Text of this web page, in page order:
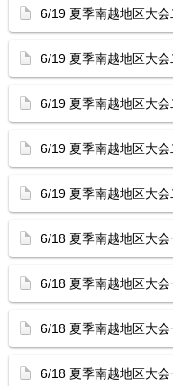
6/19 夏季南越地区大
6/19 夏季南越地区大
6/19 夏季南越地区
6/19 夏季南越地区大
6/19 夏季南越地区大
6/18 夏季南越地区大
6/18 夏季南越地区大
6/18 夏季南越地区
6/18 夏季南越地区大